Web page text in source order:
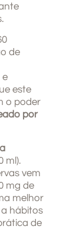
de
e
este
o poder
por
ml).
vem
mg de
melhor
hábitos
de